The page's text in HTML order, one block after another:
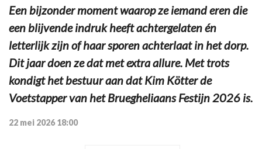
Een bijzonder moment waarop ze iemand eren die
een blijvende indruk heeft achtergelaten én
letterlijk zijn of haar sporen achterlaat in het dorp.
Dit jaar doen ze dat met extra allure. Met trots
kondigt het bestuur aan dat Kim Kötter de
Voetstapper van het Bruegheliaans Festijn 2026 is.
22 mei 2026 18:00